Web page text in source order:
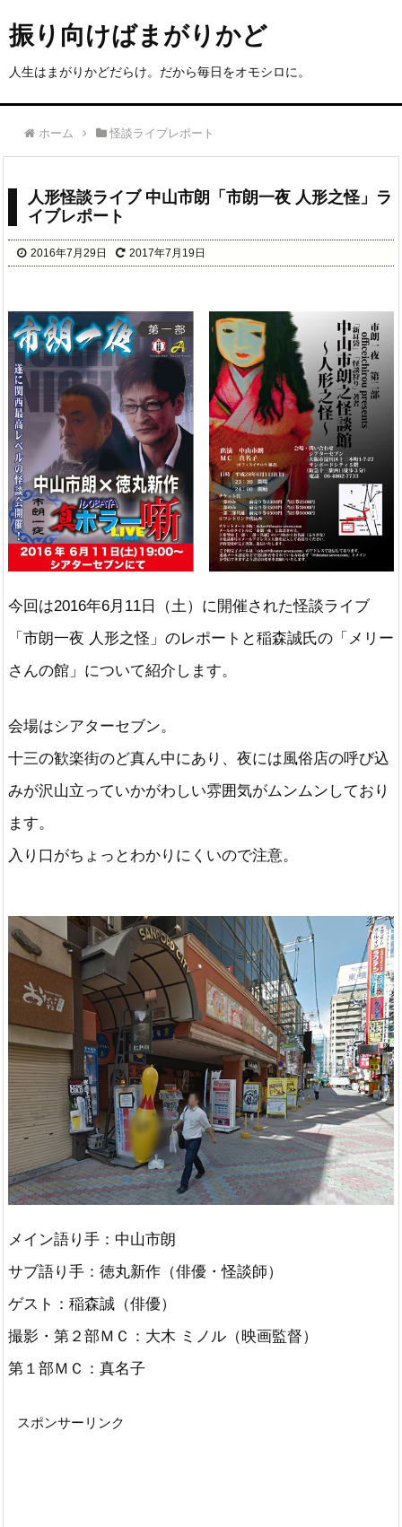
振り向けばまがりかど
人生はまがりかどだらけ。だから毎日をオモシロに。
ホーム 怪談ライブレポート
人形怪談ライブ 中山市朗「市朗一夜 人形之怪」ラ
イブレポート
2016年7月29日 2017年7月19日
今回は2016年6月11日（土）に開催された怪談ライブ
「市朗一夜 人形之怪」のレポートと稲森誠氏の「メリー
さんの館」について紹介します。
会場はシアターセブン。
十三の歓楽街のど真ん中にあり、夜には風俗店の呼び込
みが沢山立っていかがわしい雰囲気がムンムンしており
ます。
入り口がちょっとわかりにくいので注意。
メイン語り手：中山市朗
サブ語り手：徳丸新作（俳優・怪談師）
ゲスト：稲森誠（俳優）
撮影・第２部ＭＣ：大木 ミノル（映画監督）
第１部ＭＣ：真名子
スポンサーリンク